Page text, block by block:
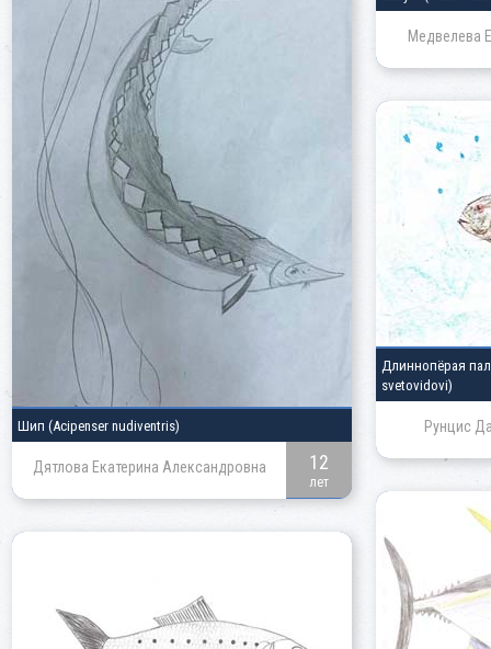
Медвелева
Шип (Acipenser nudiventris)
Дятлова Екатерина Александровна 12
лет
Длиннопёрая
svetovidovi)
Рунцис